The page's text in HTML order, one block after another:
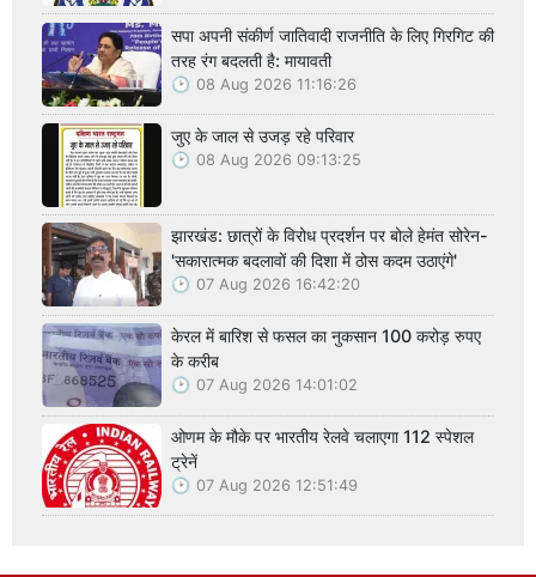
सपा अपनी संकीर्ण जातिवादी राजनीति के लिए गिरगिट की
तरह रंग बदलती है: मायावती
08 Aug 2026 11:16:26
जुए के जाल से उजड़ रहे परिवार
08 Aug 2026 09:13:25
झारखंड: छात्रों के विरोध प्रदर्शन पर बोले हेमंत सोरेन-
'सकारात्मक बदलावों की दिशा में ठोस कदम उठाएंगे'
07 Aug 2026 16:42:20
केरल में बारिश से फसल का नुकसान 100 करोड़ रुपए
के करीब
07 Aug 2026 14:01:02
ओणम के मौके पर भारतीय रेलवे चलाएगा 112 स्पेशल
ट्रेनें
07 Aug 2026 12:51:49